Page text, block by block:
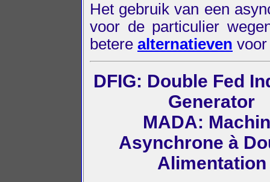
Het gebruik van een
voor de particulier
betere alternatieven
DFIG: Double Fed
Generator
MADA:
Asynchrone à
Alimentation